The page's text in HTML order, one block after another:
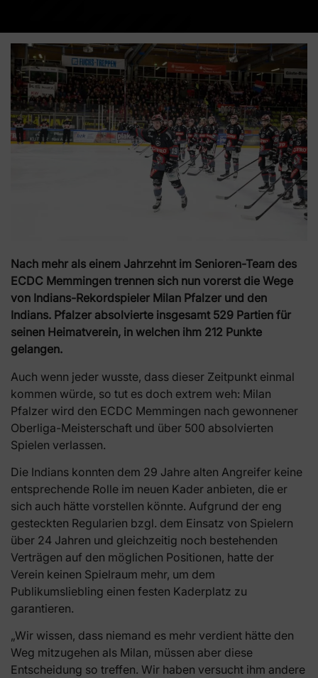
Nach mehr als einem Jahrzehnt im Senioren-Team des
ECDC Memmingen trennen sich nun vorerst die Wege
von Indians-Rekordspieler Milan Pfalzer und den
Indians. Pfalzer absolvierte insgesamt 529 Partien für
seinen Heimatverein, in welchen ihm 212 Punkte
gelangen.
Auch wenn jeder wusste, dass dieser Zeitpunkt einmal
kommen würde, so tut es doch extrem weh: Milan
Pfalzer wird den ECDC Memmingen nach gewonnener
Oberliga-Meisterschaft und über 500 absolvierten
Spielen verlassen.
Die Indians konnten dem 29 Jahre alten Angreifer keine
entsprechende Rolle im neuen Kader anbieten, die er
sich auch hätte vorstellen könnte. Aufgrund der eng
gesteckten Regularien bzgl. dem Einsatz von Spielern
über 24 Jahren und gleichzeitig noch bestehenden
Verträgen auf den möglichen Positionen, hatte der
Verein keinen Spielraum mehr, um dem
Publikumsliebling einen festen Kaderplatz zu
garantieren.
„Wir wissen, dass niemand es mehr verdient hätte den
Weg mitzugehen als Milan, müssen aber diese
Entscheidung so treffen. Wir haben versucht ihm andere